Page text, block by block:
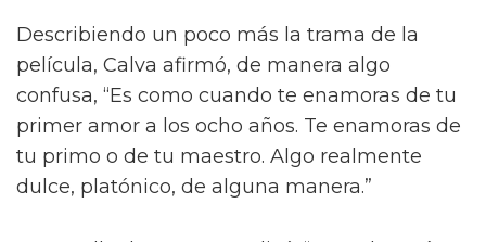
Describiendo un poco más la trama de la
película, Calva afirmó, de manera algo
confusa, “Es como cuando te enamoras de tu
primer amor a los ocho años. Te enamoras de
tu primo o de tu maestro. Algo realmente
dulce, platónico, de alguna manera.”